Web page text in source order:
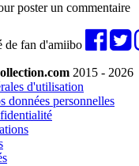
poster un commentaire
de fan d'amiibo
2015 - 2026
d'utilisation
données personnelles